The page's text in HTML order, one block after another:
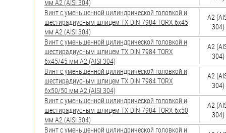
мм А2 (AISI 304)
Винт с уменьшенной цилиндрической головкой и
шестирадиусным шлицем TX DIN 7984 TORX 6х45
мм А2 (AISI 304)
А2
304)
Винт с уменьшенной цилиндрической головкой и
шестирадиусным шлицем TX DIN 7984 TORX
6х45/45 мм А2 (AISI 304)
А2
304)
Винт с уменьшенной цилиндрической головкой и
шестирадиусным шлицем TX DIN 7984 TORX
6х50/50 мм А2 (AISI 304)
А2
304)
Винт с уменьшенной цилиндрической головкой и
шестирадиусным шлицем TX DIN 7984 TORX 6х50
мм А2 (AISI 304)
А2
304)
Винт с уменьшенной цилиндрической головкой и